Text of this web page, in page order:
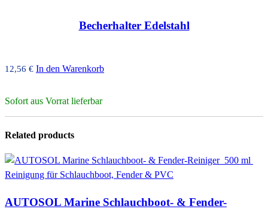
Becherhalter Edelstahl
12,56 € In den Warenkorb
Sofort aus Vorrat lieferbar
Related products
AUTOSOL Marine Schlauchboot- & Fender-